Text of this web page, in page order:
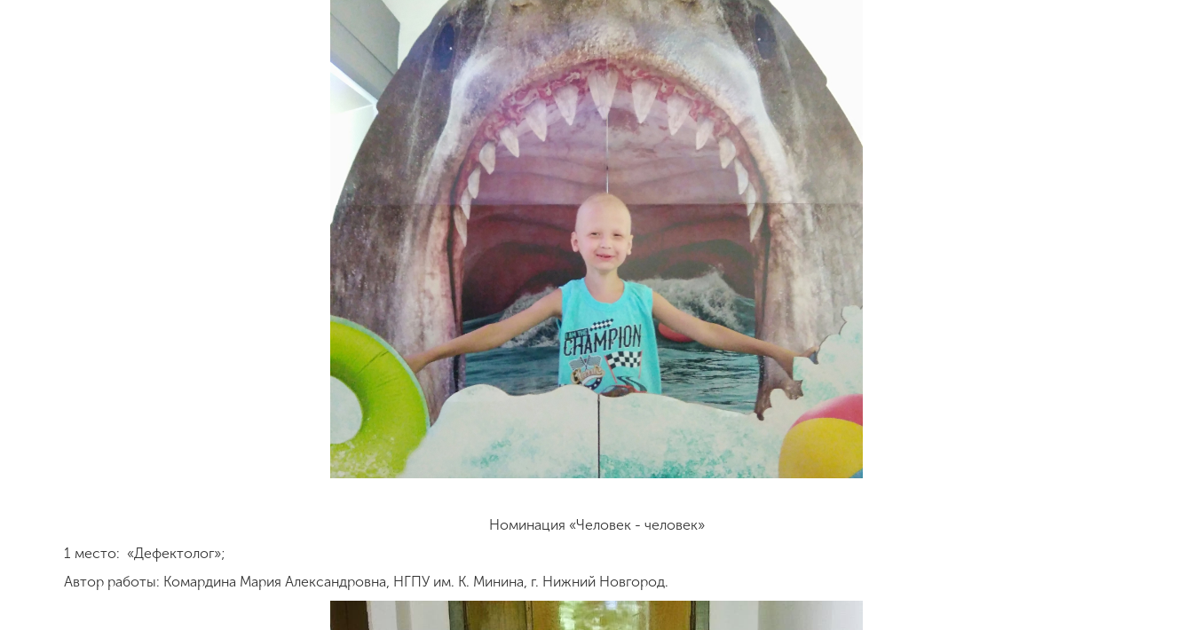
Номинация «Человек - человек»
1 место: «Дефектолог»;
Автор работы: Комардина Мария Александровна, НГПУ им. К. Минина, г. Нижний Новгород.